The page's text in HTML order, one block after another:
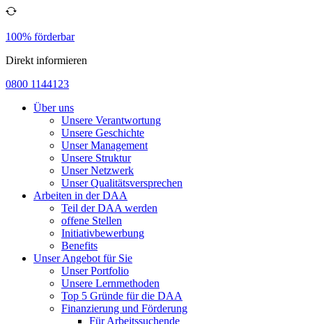
100% förderbar
Direkt informieren
0800 1144123
Über uns
Unsere Verantwortung
Unsere Geschichte
Unser Management
Unsere Struktur
Unser Netzwerk
Unser Qualitätsversprechen
Arbeiten in der DAA
Teil der DAA werden
offene Stellen
Initiativbewerbung
Benefits
Unser Angebot für Sie
Unser Portfolio
Unsere Lernmethoden
Top 5 Gründe für die DAA
Finanzierung und Förderung
Für Arbeitssuchende